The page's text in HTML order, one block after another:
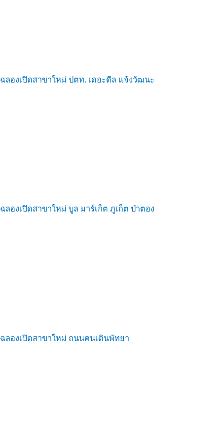
ฉลองเปิดสาขาใหม่ ปตท. เดอะดีล แจ้งวัฒนะ
ฉลองเปิดสาขาใหม่ บูล มาร์เก็ต ภูเก็ต ป่าตอง
ฉลองเปิดสาขาใหม่ ถนนคนเดินพัทยา